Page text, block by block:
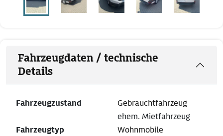
Fahrzeugdaten / technische
Details
Fahrzeugzustand
Gebrauchtfahrzeug
ehem. Mietfahrzeug
Fahrzeugtyp
Wohnmobile